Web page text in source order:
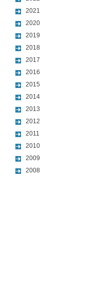
2021
2020
2019
2018
2017
2016
2015
2014
2013
2012
2011
2010
2009
2008